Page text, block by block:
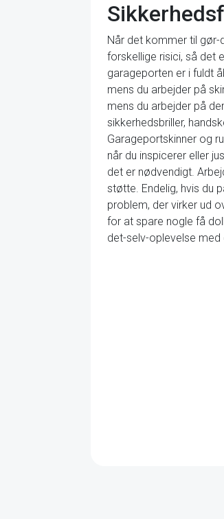
Når det kommer til
forskellige risici, så det
garageporten er i fuldt
mens du arbejder på
mens du arbejder på
sikkerhedsbriller,
Garageportskinner og
når du inspicerer eller
det er nødvendigt.
støtte. Endelig, hvis du
problem, der virker ud
for at spare nogle få
det-selv-oplevelse